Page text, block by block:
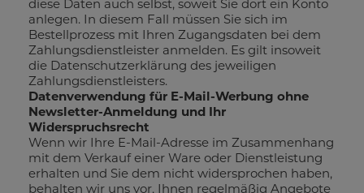
diese Daten auch selbst, soweit Sie dort ein Konto
anlegen. In diesem Fall müssen Sie sich im
Bestellprozess mit Ihren Zugangsdaten bei dem
Zahlungsdienstleister anmelden. Es gilt insoweit
die Datenschutzerklärung des jeweiligen
Zahlungsdienstleisters.
Datenverwendung für E-Mail-Werbung ohne
Newsletter-Anmeldung und Ihr
Widerspruchsrecht
Wenn wir Ihre E-Mail-Adresse im Zusammenhang
mit dem Verkauf einer Ware oder Dienstleistung
erhalten und Sie dem nicht widersprochen haben,
behalten wir uns vor, Ihnen regelmäßig Angebote